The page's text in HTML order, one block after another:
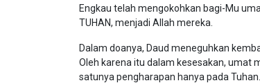
Engkau telah mengokohkan bagi-Mu
TUHAN, menjadi Allah mereka.
Dalam doanya, Daud meneguhkan
Oleh karena itu dalam kesesakan, umat
satunya pengharapan hanya pada